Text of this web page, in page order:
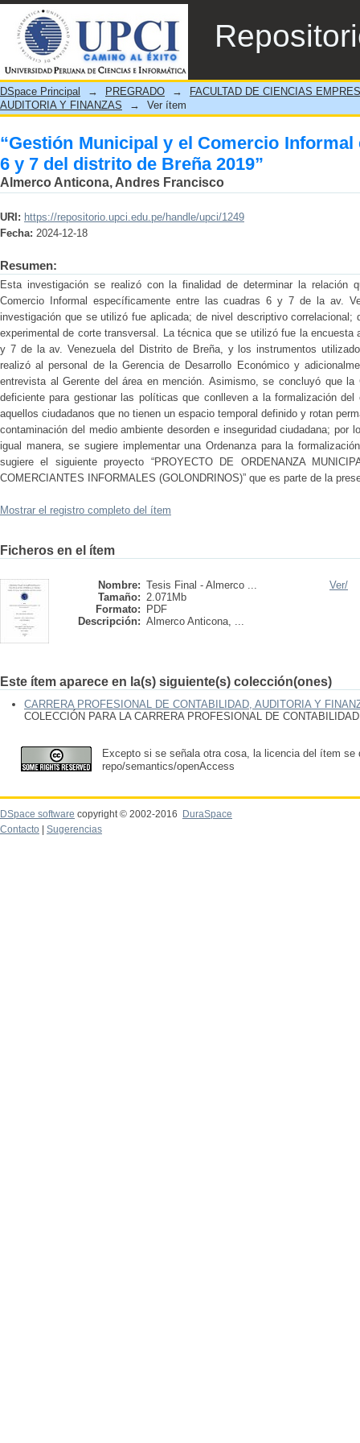
“Gestión Municipal y el Comercio
2019”
DSpace Principal → PREGRADO →
FACULTAD DE CIENCIAS
AUDITORIA Y FINANZAS
→ Ver ítem
“Gestión Municipal y el Comercio Informal
6 y 7 del distrito de Breña 2019”
Almerco Anticona, Andres Francisco
URI: https://repositorio.upci.edu.pe/handle/upci/1249
Fecha: 2024-12-18
Resumen:
Esta investigación se realizó con la finalidad de determinar la relación
Comercio Informal específicamente entre las cuadras 6 y 7 de la av.
investigación que se utilizó fue aplicada; de nivel descriptivo
experimental de corte transversal. La técnica que se utilizó fue la
y 7 de la av. Venezuela del Distrito de Breña, y los instrumentos
realizó al personal de la Gerencia de Desarrollo Económico y
entrevista al Gerente del área en mención. Asimismo, se concluyó que
deficiente para gestionar las políticas que conlleven a la formalización
aquellos ciudadanos que no tienen un espacio temporal definido y rotan
contaminación del medio ambiente desorden e inseguridad ciudadana; por
igual manera, se sugiere implementar una Ordenanza para la
sugiere el siguiente proyecto “PROYECTO DE ORDENANZA
COMERCIANTES INFORMALES (GOLONDRINOS)” que es parte de la
Mostrar el registro completo del ítem
Ficheros en el ítem
Nombre: Tesis Final - Almerco ...
Tamaño: 2.071Mb
Formato:
PDF
Descripción: Almerco Anticona, ...
Ver/
Este ítem aparece en la(s) siguiente(s) colección(ones)
CARRERA PROFESIONAL DE CONTABILIDAD, AUDITORIA Y
COLECCIÓN PARA LA CARRERA PROFESIONAL DE
Excepto si se señala otra cosa, la licencia del ítem se
repo/semantics/openAccess
DSpace software copyright © 2002-2016
DuraSpace
Contacto
Sugerencias